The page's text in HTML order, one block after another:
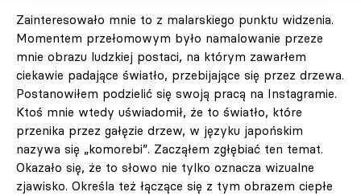
Zainteresowało mnie to z malarskiego punktu widzenia.
Momentem przełomowym było namalowanie przeze
mnie obrazu ludzkiej postaci, na którym zawarłem
ciekawie padające światło, przebijające się przez drzewa.
Postanowiłem podzielić się swoją pracą na Instagramie.
Ktoś mnie wtedy uświadomił, że to światło, które
przenika przez gałęzie drzew, w języku japońskim
nazywa się „komorebi”. Zacząłem zgłębiać ten temat.
Okazało się, że to słowo nie tylko oznacza wizualne
zjawisko. Określa też łączące się z tym obrazem ciepłe